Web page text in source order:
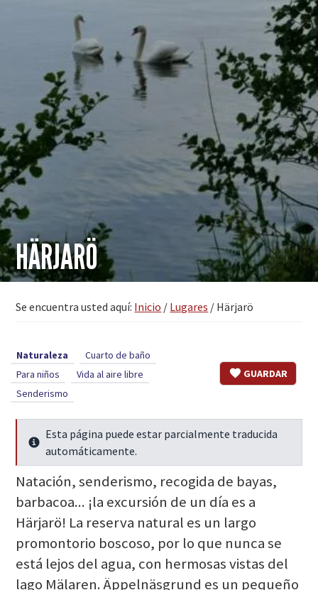
HÄRJARÖ
Se encuentra usted aquí: Inicio / Lugares / Härjarö
GUARDAR
Naturaleza
Cuarto de baño
Para niños
Vida al aire libre
Senderismo
Seguir leyendo
Esta página puede estar parcialmente traducida
automáticamente.
Natación, senderismo, recogida de bayas,
barbacoa... ¡la excursión de un día es a
Härjarö! La reserva natural es un largo
promontorio boscoso, por lo que nunca se
está lejos del agua, con hermosas vistas del
lago Mälaren. Äppelnäsgrund es un pequeño